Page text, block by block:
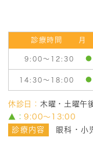
2024/11/9
2024年12月29日
診とさせていただ
よろしくお願いい
2024/6/21
対象者には、東京
診療時間 月
9:00〜12:30 ●
14:30〜18:00 ●
休診日： 木曜・土曜午
▲：9:00〜13:00
診療内容
眼科・小